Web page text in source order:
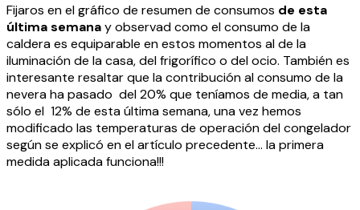
Fijaros en el gráfico de resumen de consumos de esta
última semanay observad como el consumo de la
caldera es equiparable en estos momentos al de la
iluminación de la casa, del frigorífico o del ocio. También es
interesante resaltar que la contribución al consumo de la
nevera ha pasado del 20% que teníamos de media, a tan
sólo el 12% de esta última semana, una vez hemos
modificado las temperaturas de operación del congelador
según se explicó en el artículo precedente… la primera
medida aplicada funciona!!!